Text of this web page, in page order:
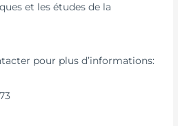
et les études de la
pour plus d’informations: